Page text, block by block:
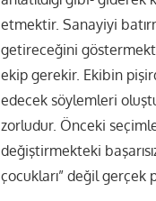
etmektir. Sanayiyi
getireceğini
ekip gerekir. Ekibin
edecek söylemleri
zorludur. Önceki
değiştirmekteki
çocukları” değil gerçek